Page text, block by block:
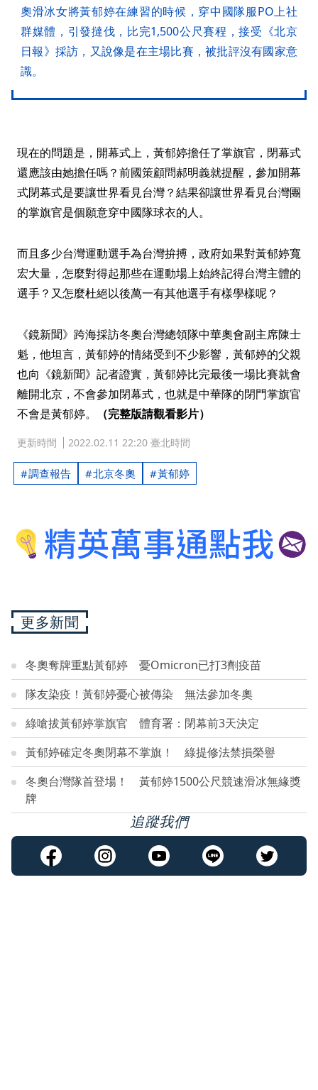
奧滑冰女將黃郁婷在練習的時候，穿中國隊服PO上社
群媒體，引發撻伐，比完1,500公尺賽程，接受《北京
日報》採訪，又說像是在主場比賽，被批評沒有國家意
識。
現在的問題是，開幕式上，黃郁婷擔任了掌旗官，閉幕式
還應該由她擔任嗎？前國策顧問郝明義就提醒，參加開幕
式閉幕式是要讓世界看見台灣？結果卻讓世界看見台灣團
的掌旗官是個願意穿中國隊球衣的人。
而且多少台灣運動選手為台灣拚搏，政府如果對黃郁婷寬
宏大量，怎麼對得起那些在運動場上始終記得台灣主體的
選手？又怎麼杜絕以後萬一有其他選手有樣學樣呢？
《鏡新聞》跨海採訪冬奧台灣總領隊中華奧會副主席陳士
魁，他坦言，黃郁婷的情緒受到不少影響，黃郁婷的父親
也向《鏡新聞》記者證實，黃郁婷比完最後一場比賽就會
離開北京，不會參加閉幕式，也就是中華隊的閉門掌旗官
不會是黃郁婷。
（完整版請觀看影片）
更新時間 2022.02.11 22:20 臺北時間
調查報告 北京冬奧 黃郁婷
更多新聞
冬奧奪牌重點黃郁婷 憂Omicron已打3劑疫苗
隊友染疫！黃郁婷憂心被傳染 無法參加冬奧
綠嗆拔黃郁婷掌旗官 體育署：閉幕前3天決定
黃郁婷確定冬奧閉幕不掌旗！ 綠提修法禁損榮譽
冬奧台灣隊首登場！ 黃郁婷1500公尺競速滑冰無緣獎
牌
追蹤我們